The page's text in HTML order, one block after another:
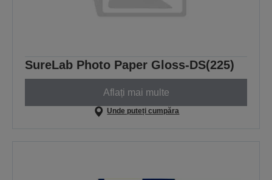
SureLab Photo Paper Gloss-DS(225)
Aflați mai multe
Unde puteți cumpăra